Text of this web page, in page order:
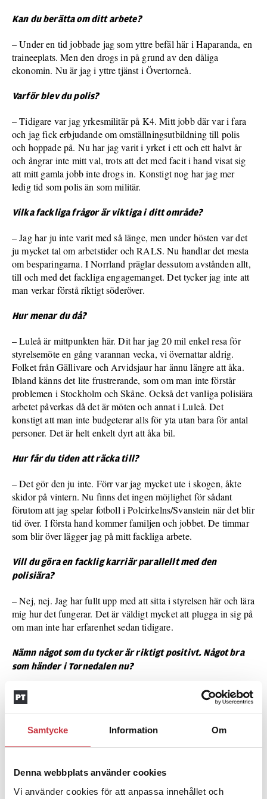
Samtycke Information Om
Denna webbplats använder cookies
Vi använder cookies för att anpassa innehållet och
Kan du berätta om ditt arbete?
– Under en tid jobbade jag som yttre befäl här i Haparanda, en
traineeplats. Men den drogs in på grund av den dåliga
ekonomin. Nu är jag i yttre tjänst i Övertorneå.
Varför blev du polis?
– Tidigare var jag yrkesmilitär på K4. Mitt jobb där var i fara
och jag fick erbjudande om omställningsutbildning till polis
och hoppade på. Nu har jag varit i yrket i ett och ett halvt år
och ångrar inte mitt val, trots att det med facit i hand visat sig
att mitt gamla jobb inte drogs in. Konstigt nog har jag mer
ledig tid som polis än som militär.
Vilka fackliga frågor är viktiga i ditt område?
– Jag har ju inte varit med så länge, men under hösten var det
ju mycket tal om arbetstider och RALS. Nu handlar det mesta
om besparingarna. I Norrland präglar dessutom avstånden allt,
till och med det fackliga engagemanget. Det tycker jag inte att
man verkar förstå riktigt söderöver.
Hur menar du då?
– Luleå är mittpunkten här. Dit har jag 20 mil enkel resa för
styrelsemöte en gång varannan vecka, vi övernattar aldrig.
Folket från Gällivare och Arvidsjaur har ännu längre att åka.
Ibland känns det lite frustrerande, som om man inte förstår
problemen i Stockholm och Skåne. Också det vanliga polisiära
arbetet påverkas då det är möten och annat i Luleå. Det
konstigt att man inte budgeterar alls för yta utan bara för antal
personer. Det är helt enkelt dyrt att åka bil.
Hur får du tiden att räcka till?
– Det gör den ju inte. Förr var jag mycket ute i skogen, åkte
skidor på vintern. Nu finns det ingen möjlighet för sådant
förutom att jag spelar fotboll i Polcirkelns/Svanstein när det blir
tid över. I första hand kommer familjen och jobbet. De timmar
som blir över lägger jag på mitt fackliga arbete.
Vill du göra en facklig karriär parallellt med den
polisiära?
– Nej, nej. Jag har fullt upp med att sitta i styrelsen här och lära
mig hur det fungerar. Det är väldigt mycket att plugga in sig på
om man inte har erfarenhet sedan tidigare.
Nämn något som du tycker är riktigt positivt. Något bra
som händer i Tornedalen nu?
– Distansutbildningen. Den har gett resultat och nu finns det
unga poliser som söker sig till de små samhällena i vårt län.
Oftast har de anknytning och vill stanna på orten.
Bor: Neistenkangas, Norrbotten
Arbetsplats: Yttre tjänst i Övertorneå